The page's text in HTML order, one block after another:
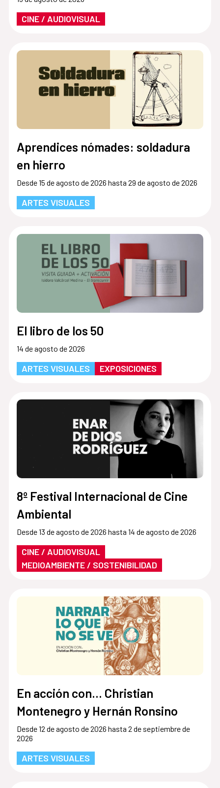
CINE / AUDIOVISUAL
Aprendices nómades: soldadura
en hierro
Desde 15 de agosto de 2026 hasta 29 de agosto de 2026
ARTES VISUALES
El libro de los 50
14 de agosto de 2026
ARTES VISUALES EXPOSICIONES
8º Festival Internacional de Cine
Ambiental
Desde 13 de agosto de 2026 hasta 14 de agosto de 2026
CINE / AUDIOVISUAL
MEDIOAMBIENTE / SOSTENIBILIDAD
En acción con... Christian
Montenegro y Hernán Ronsino
Desde 12 de agosto de 2026 hasta 2 de septiembre de
2026
ARTES VISUALES